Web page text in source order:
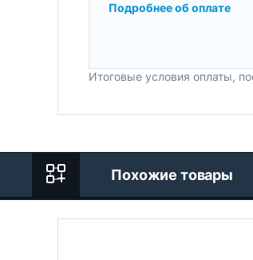
Подробнее об оплате
Итоговые условия оплаты,
Похожие товары